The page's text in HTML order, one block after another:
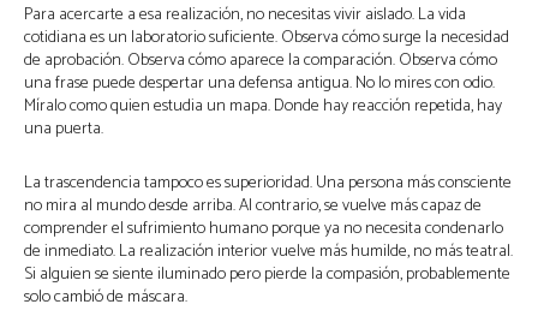
Para acercarte a esa realización, no necesitas vivir aislado. La vida
cotidiana es un laboratorio suficiente. Observa cómo surge la necesidad
de aprobación. Observa cómo aparece la comparación. Observa cómo
una frase puede despertar una defensa antigua. No lo mires con odio.
Míralo como quien estudia un mapa. Donde hay reacción repetida, hay
una puerta.
La trascendencia tampoco es superioridad. Una persona más consciente
no mira al mundo desde arriba. Al contrario, se vuelve más capaz de
comprender el sufrimiento humano porque ya no necesita condenarlo
de inmediato. La realización interior vuelve más humilde, no más teatral.
Si alguien se siente iluminado pero pierde la compasión, probablemente
solo cambió de máscara.